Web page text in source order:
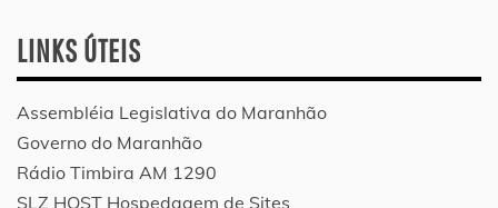
LINKS ÚTEIS
Assembléia Legislativa do Maranhão
Governo do Maranhão
Rádio Timbira AM 1290
SLZ HOST Hospedagem de Sites